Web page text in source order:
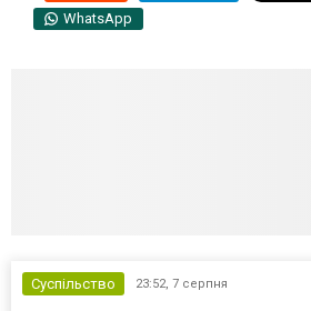
WhatsApp
Суспільство 23:52, 7 серпня